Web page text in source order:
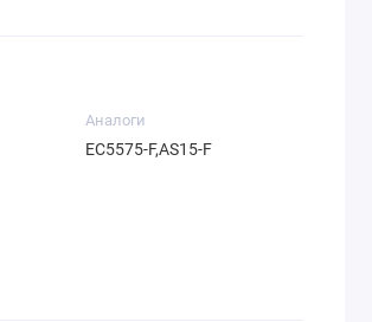
Аналоги
EC5575-F,AS15-F